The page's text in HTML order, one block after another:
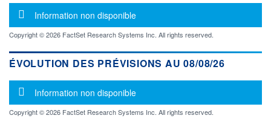
Message d'information
Information non disponible
Copyright © 2026 FactSet Research Systems Inc. All rights reserved.
ÉVOLUTION DES PRÉVISIONS AU 08/08/26
Message d'information
Information non disponible
Copyright © 2026 FactSet Research Systems Inc. All rights reserved.